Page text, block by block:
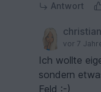
Antwort
vor 7
Ich wollte
sondern
Feld :-)